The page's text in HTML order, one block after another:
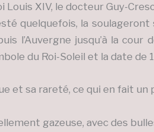
Louis XIV, le docteur Guy-
quelquefois, la
l’Auvergne jusqu’à la cour
du Roi-Soleil et la date
et sa rareté, ce qui en fait un
gazeuse, avec des